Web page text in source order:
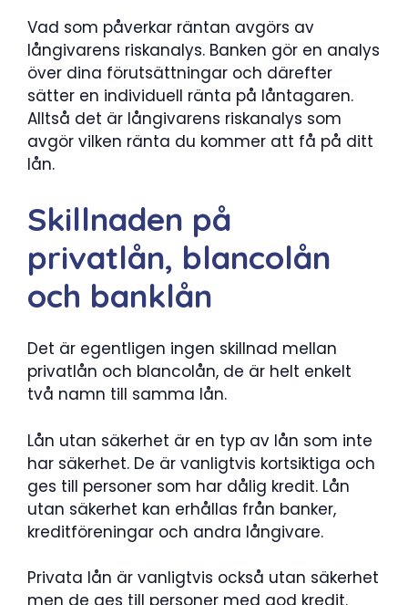
Vad som påverkar räntan avgörs av
långivarens riskanalys. Banken gör en analys
över dina förutsättningar och därefter
sätter en individuell ränta på låntagaren.
Alltså det är långivarens riskanalys som
avgör vilken ränta du kommer att få på ditt
lån.
Skillnaden på
privatlån, blancolån
och banklån
Det är egentligen ingen skillnad mellan
privatlån och blancolån, de är helt enkelt
två namn till samma lån.
Lån utan säkerhet är en typ av lån som inte
har säkerhet. De är vanligtvis kortsiktiga och
ges till personer som har dålig kredit. Lån
utan säkerhet kan erhållas från banker,
kreditföreningar och andra långivare.
Privata lån är vanligtvis också utan säkerhet
men de ges till personer med god kredit.